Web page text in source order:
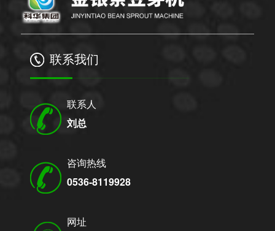
联系我们
联系人
刘总
咨询热线
0536-8119928
网址